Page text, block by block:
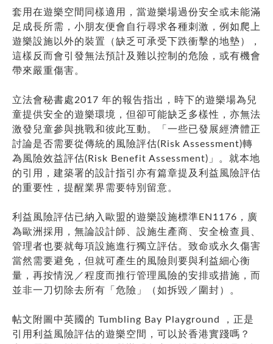
套用在遊樂空間同樣適用，當遊樂場過份安全或未能滿
足成長所需，小朋友便會自行尋求各種刺激，例如爬上
遊樂設施以外的裝置（缺乏可承受下跌衝擊的地墊），
這樣反而會引發無法預計及難以控制的危險，或有機會
帶來嚴重傷害。
立法會秘書處2017 年的報告指出，時下的遊樂場為兒
童提供安全的遊樂環境，但卻可能缺乏多樣性，亦無法
激發兒童參與挑戰和彼此互動。「一些已發展經濟體正
討論是否需要從傳統的風險評估(Risk Assessment)轉
為風險效益評估(Risk Benefit Assessment)」。就本地
的引用，建築署的設計指引亦有篇章提及利益風險評估
的重要性，提醒業界需要特別留意。
利益風險評估已納入歐盟的遊樂設施標準EN1176，廣
為歐洲採用，無論設計師、設施生產商、安全檢查員、
管理者也要就每項設施進行獨立評估。致命或永久傷害
當然需要避免，但就可產生的風險則要與利益細心衡
量，再按情況／程度而推行管理風險的安排或措施，而
並非一刀切除去所有「危險」（如拆毀／圍封）。
帖文附圖中英國的 Tumbling Bay Playground ，正是
引用利益風險評估的遊樂空間，可以於香港實踐嗎？